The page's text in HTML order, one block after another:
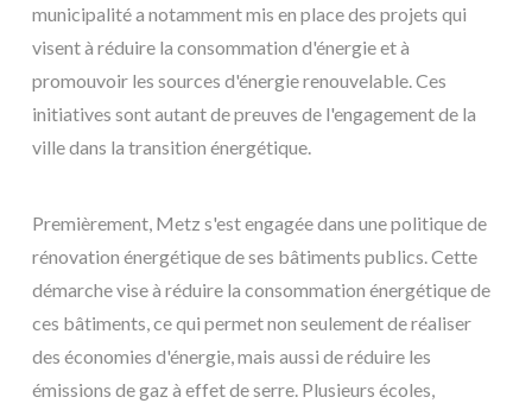
municipalité a notamment mis en place des projets qui
visent à réduire la consommation d'énergie et à
promouvoir les sources d'énergie renouvelable. Ces
initiatives sont autant de preuves de l'engagement de la
ville dans la transition énergétique.
Premièrement, Metz s'est engagée dans une politique de
rénovation énergétique de ses bâtiments publics. Cette
démarche vise à réduire la consommation énergétique de
ces bâtiments, ce qui permet non seulement de réaliser
des économies d'énergie, mais aussi de réduire les
émissions de gaz à effet de serre. Plusieurs écoles,